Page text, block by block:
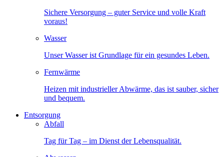
Sichere Versorgung – guter Service und volle Kraft
voraus!
Wasser
Unser Wasser ist Grundlage für ein gesundes Leben.
Fernwärme
Heizen mit industrieller Abwärme, das ist sauber, sicher
und bequem.
Entsorgung
Abfall
Tag für Tag – im Dienst der Lebensqualität.